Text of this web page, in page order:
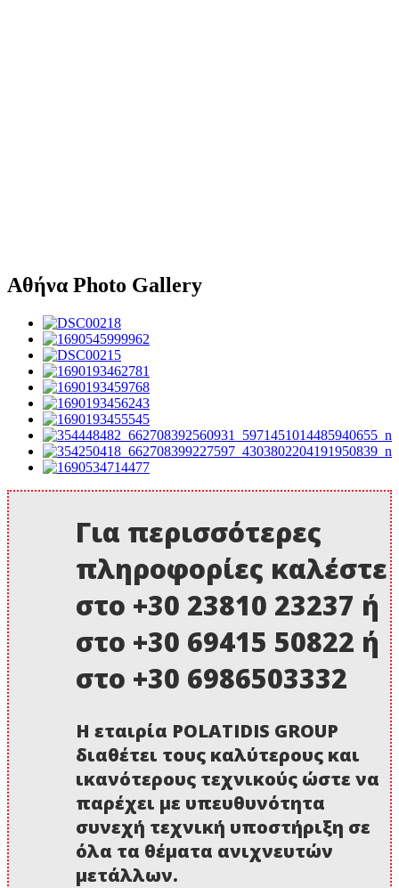
Αθήνα Photo Gallery
Για περισσότερες
πληροφορίες καλέστε
στο +30 23810 23237 ή
στο +30 69415 50822 ή
στο +30 6986503332
Η εταιρία POLATIDIS GROUP
διαθέτει τους καλύτερους και
ικανότερους τεχνικούς ώστε να
παρέχει με υπευθυνότητα
συνεχή τεχνική υποστήριξη σε
όλα τα θέματα ανιχνευτών
μετάλλων.